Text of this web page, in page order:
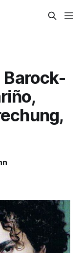
Barock-